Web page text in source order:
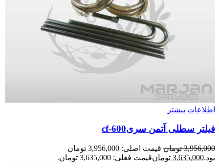
اطلاعات بیشتر
فیلتر سطلی آتمن سریcf-600
3,956,000 تومان
قیمت اصلی: 3,956,000 تومان
بود.3,635,000 تومانقیمت فعلی: 3,635,000 تومان.